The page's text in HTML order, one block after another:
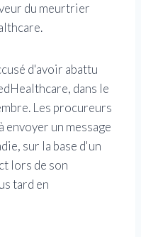
du meurtrier
d'avoir abattu
dans le
Les procureurs
envoyer un message
sur la base d'un
lors de son
tard en